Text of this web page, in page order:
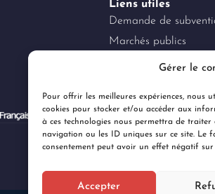
Gérer le
Pour offrir les meilleures expériences, nous
cookies pour stocker et/ou accéder aux
à ces technologies nous permettra de traiter
navigation ou les ID uniques sur ce site. Le
consentement peut avoir un effet négatif
Accepter
Liens utiles
Demande de
Marchés publics
Offres d'emploi
Charte des réseaux
Documents
Règlements jeux